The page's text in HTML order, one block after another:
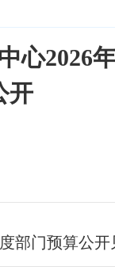
心2026
开
部门预算公